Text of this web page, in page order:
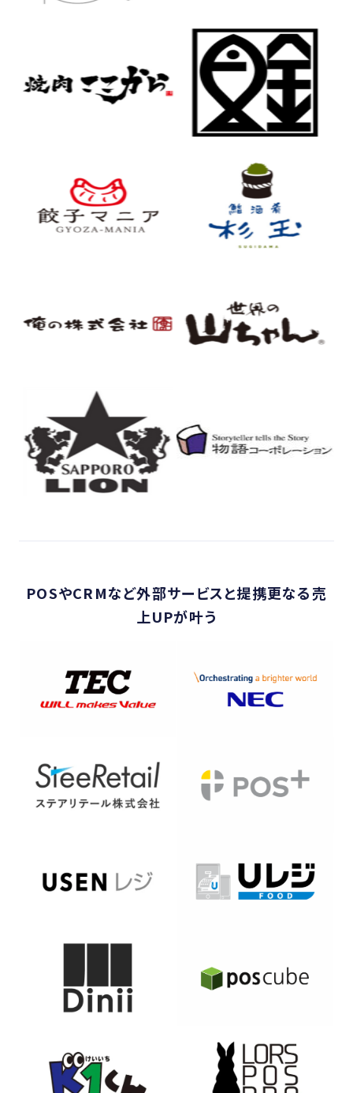
POSやCRMなど外部サービスと提携更なる売
上UPが叶う